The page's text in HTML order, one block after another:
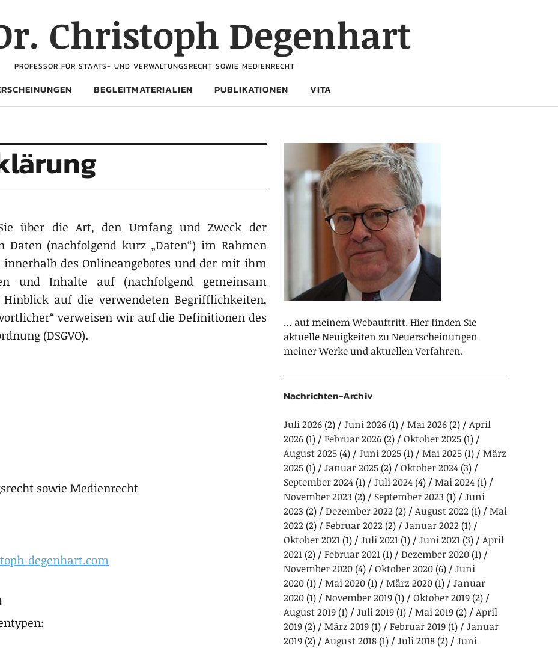
Christoph Degenhart
PROFESSOR FÜR STAATS- UND VERWALTUNGSRECHT SOWIE MEDIENRECHT
BEGLEITMATERIALIEN PUBLIKATIONEN VITA
über die Art, den Umfang und Zweck der
Daten (nachfolgend kurz „Daten“) im Rahmen
des Onlineangebotes und der mit ihm
und Inhalte auf (nachfolgend gemeinsam
Hinblick auf die verwendeten Begrifflichkeiten,
verweisen wir auf die Definitionen des
(DSGVO).
sowie Medienrecht
degenhart.com
… auf meinem Webauftritt. Hier finden Sie
aktuelle Neuigkeiten zu Neuerscheinungen
meiner Werke und aktuellen Verfahren.
Nachrichten-Archiv
Juli 2026(2) Juni 2026(1) Mai 2026(2)
April
2026(1) Februar 2026(2) Oktober 2025(1)
August 2025(4) Juni 2025(1) Mai 2025(1)
März
2025(1) Januar 2025(2) Oktober 2024(3)
September 2024(1) Juli 2024(4) Mai 2024(1)
November 2023 (2) September 2023 (1)
Juni
2023 (2) Dezember 2022(2) August 2022(1)
Mai
2022(2) Februar 2022(2) Januar 2022(1)
Oktober 2021(1) Juli 2021(1) Juni 2021(3)
April
2021(2) Februar 2021(1) Dezember 2020(1)
November 2020(4) Oktober 2020(6)
Juni
2020(1) Mai 2020(1) März 2020(1)
Januar
2020(1) November 2019(1) Oktober 2019(2)
August 2019(1) Juli 2019(1) Mai 2019(2)
April
2019(2) März 2019(1) Februar 2019(1)
Januar
2019(2) August 2018(1) Juli 2018(2)
Juni